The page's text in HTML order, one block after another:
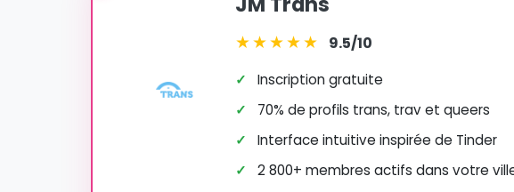
★★★★★ 9.5/10
✓
Inscription gratuite
✓
70% de profils trans, trav et queers
✓
Interface intuitive inspirée de Tinder
✓
2 800+ membres actifs dans votre